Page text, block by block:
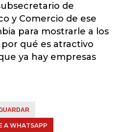
de
y Comercio de ese
para mostrarle a los
qué es atractivo
ya hay empresas
A WHATSAPP